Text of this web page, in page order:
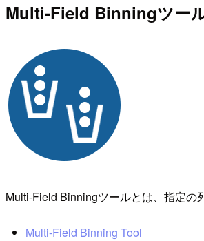
Multi-Field Binningツー
Multi-Field Binningツールとは、指定の
Multi-Field Binning Tool